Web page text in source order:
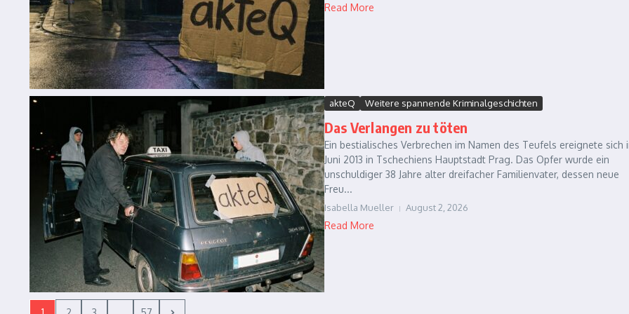
Read More
akteQ Weitere spannende Kriminalgeschichten
Das Verlangen zu töten
Ein bestialisches Verbrechen im Namen des Teufels ereignete sich
Juni 2013 in Tschechiens Hauptstadt Prag. Das Opfer wurde ein
unschuldiger 38 Jahre alter dreifacher Familienvater, dessen neue
Freu...
Isabella Mueller August 2, 2026
Read More